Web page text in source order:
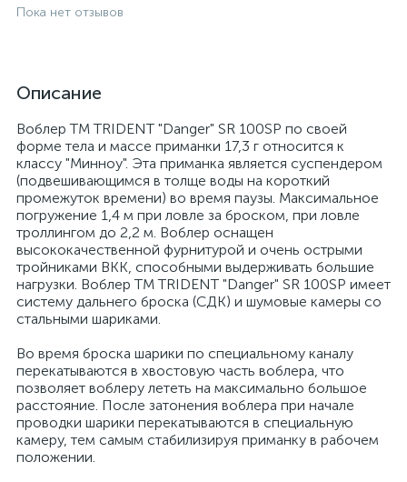
Пока нет отзывов
Описание
Воблер ТМ TRIDENT "Danger" SR 100SP по своей
форме тела и массе приманки 17,3 г относится к
классу "Минноу". Эта приманка является суспендером
(подвешивающимся в толще воды на короткий
промежуток времени) во время паузы. Максимальное
погружение 1,4 м при ловле за броском, при ловле
троллингом до 2,2 м. Воблер оснащен
высококачественной фурнитурой и очень острыми
тройниками ВКК, способными выдерживать большие
нагрузки. Воблер ТМ TRIDENT "Danger" SR 100SP имеет
систему дальнего броска (СДК) и шумовые камеры со
стальными шариками.
Во время броска шарики по специальному каналу
перекатываются в хвостовую часть воблера, что
позволяет воблеру лететь на максимально большое
расстояние. После затонения воблера при начале
проводки шарики перекатываются в специальную
камеру, тем самым стабилизируя приманку в рабочем
положении.